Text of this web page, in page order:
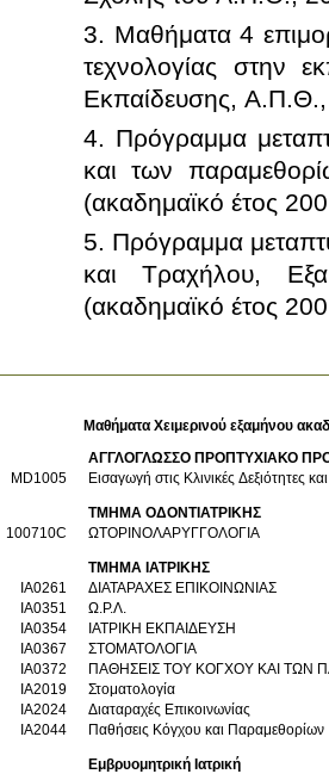
3. Μαθήματα 4
τεχνολογίας στην
4. Πρόγραμμα
και των
5. Πρόγραμμα
και Τραχήλου,
(ακαδημαϊκό έτος
Μαθήματα Χειμερινού εξαμήνου
ΑΓΓΛΟΓΛΩΣΣΟ ΠΡΟΠΤΥΧΙΑΚΟ
MD1005
Εισαγωγή στις Κλινικές Δεξιότητες
ΤΜΗΜΑ ΟΔΟΝΤΙΑΤΡΙΚΗΣ
100710C
ΩΤΟΡΙΝΟΛΑΡΥΓΓΟΛΟΓΙΑ
ΤΜΗΜΑ ΙΑΤΡΙΚΗΣ
ΙΑ0261
ΔΙΑΤΑΡΑΧΕΣ ΕΠΙΚΟΙΝΩΝΙΑΣ
ΙΑ0351
Ω.Ρ.Λ.
ΙΑ0354
ΙΑΤΡΙΚΗ ΕΚΠΑΙΔΕΥΣΗ
ΙΑ0367
ΣΤΟΜΑΤΟΛΟΓΙΑ
ΙΑ0372
ΠΑΘΗΣΕΙΣ ΤΟΥ ΚΟΓΧΟΥ ΚΑΙ ΤΩΝ
ΙΑ2019
Στοματολογία
ΙΑ2024
Διαταραχές Επικοινωνίας
ΙΑ2044
Παθήσεις Κόγχου και Παραμεθορίων
Εμβρυομητρική Ιατρική